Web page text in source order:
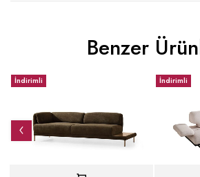
Benzer
İndirimli İndirimli